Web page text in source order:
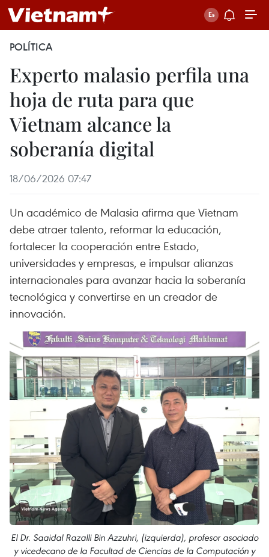
POLÍTICA
Experto malasio perfila una
hoja de ruta para que
Vietnam alcance la
soberanía digital
18/06/2026 07:47
Un académico de Malasia afirma que Vietnam
debe atraer talento, reformar la educación,
fortalecer la cooperación entre Estado,
universidades y empresas, e impulsar alianzas
internacionales para avanzar hacia la soberanía
tecnológica y convertirse en un creador de
innovación.
El Dr. Saaidal Razalli Bin Azzuhri, (izquierda), profesor asociado
y vicedecano de la Facultad de Ciencias de la Computación y